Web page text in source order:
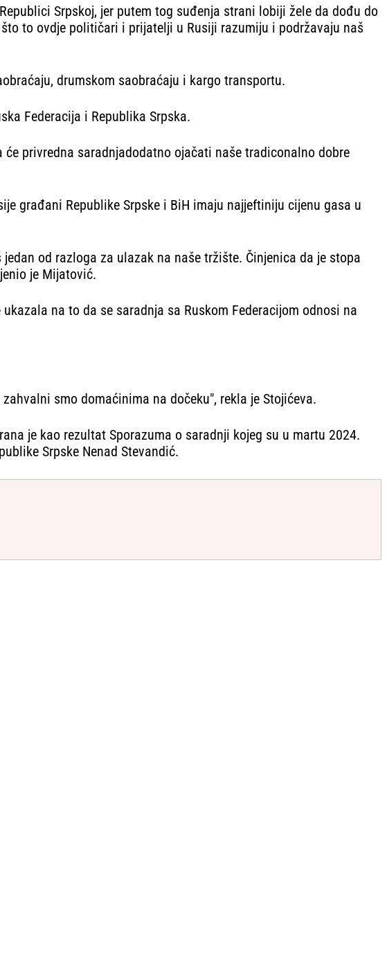
Srpskoj, jer putem tog suđenja strani lobiji žele da dođu do
to ovdje političari i prijatelji u Rusiji razumiju i podržavaju naš
drumskom saobraćaju i kargo transportu.
Federacija i Republika Srpska.
privredna saradnjadodatno ojačati naše tradiconalno dobre
građani Republike Srpske i BiH imaju najjeftiniju cijenu gasa u
od razloga za ulazak na naše tržište. Činjenica da je stopa
je Mijatović.
na to da se saradnja sa Ruskom Federacijom odnosi na
smo domaćinima na dočeku", rekla je Stojićeva.
je kao rezultat Sporazuma o saradnji kojeg su u martu 2024.
Srpske Nenad Stevandić.